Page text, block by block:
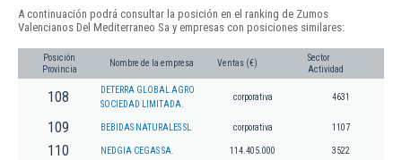
A continuación podrá consultar la posición en el ranking de Zumos
Valencianos Del Mediterraneo Sa y empresas con posiciones similares:
Posición
Provincia
Nombre de la empresa Ventas (€)
Sector
Actividad
108
DETERRA GLOBAL AGRO
SOCIEDAD LIMITADA.
corporativa 4631
109 BEBIDAS NATURALES SL corporativa 1107
110 NEDGIA CEGAS SA. 114.405.000 3522